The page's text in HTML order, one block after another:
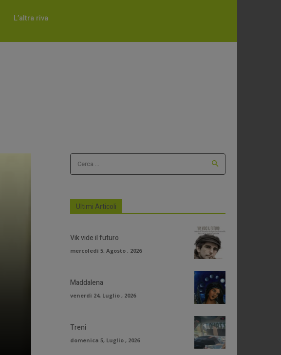
L’altra riva
Cerca ...
Ultimi Articoli
Vik vide il futuro
mercoledì 5, Agosto , 2026
Maddalena
venerdì 24, Luglio , 2026
Treni
domenica 5, Luglio , 2026